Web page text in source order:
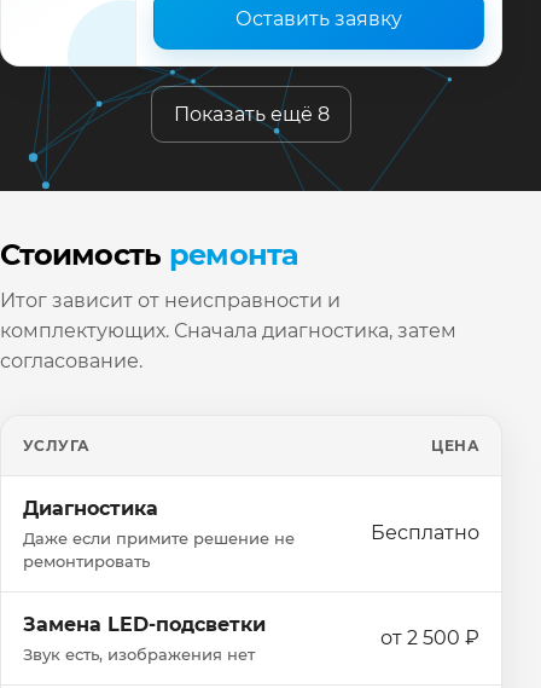
Оставить заявку
Показать ещё 8
Стоимость ремонта
Итог зависит от неисправности и
комплектующих. Сначала диагностика, затем
согласование.
УСЛУГА ЦЕНА
Диагностика
Даже если примите решение не
ремонтировать
Бесплатно
Замена LED-подсветки
Звук есть, изображения нет
от 2 500 ₽